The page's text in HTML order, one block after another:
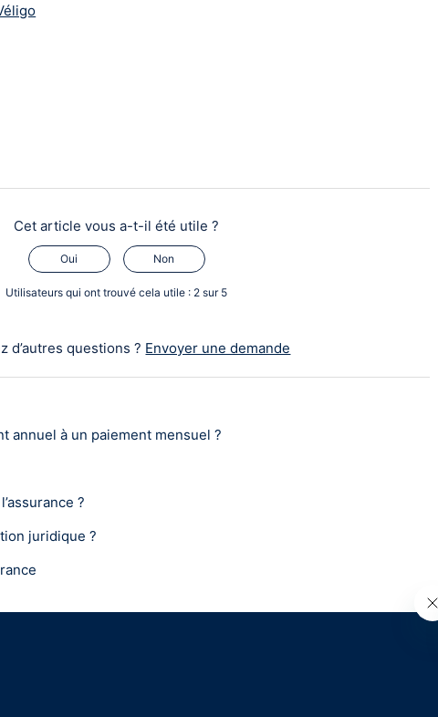
Cet article vous a-t-il été utile ?
Oui Non
Utilisateurs qui ont trouvé cela utile : 2 sur 5
d’autres questions ? Envoyer une demande
annuel à un paiement mensuel ?
?
juridique ?